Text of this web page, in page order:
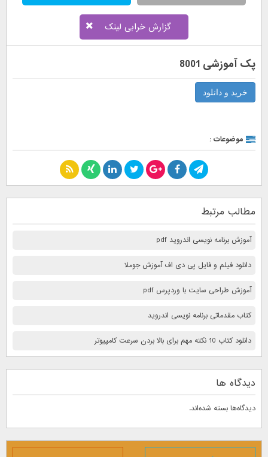
گزارش خرابی لینک
پک آموزشی 8001
خرید و دانلود
موضوعات :
مطالب مرتبط
آموزش برنامه نویسی اندروید pdf
دانلود فیلم و فایل پی دی اف آموزش جوملا
آموزش طراحی سایت با وردپرس pdf
کتاب مقدماتی برنامه نویسی اندروید
دانلود کتاب 10 نكته مهم برای بالا بردن سرعت كامپيوتر
دیدگاه ها
دیدگاه‌ها بسته شده‌اند.